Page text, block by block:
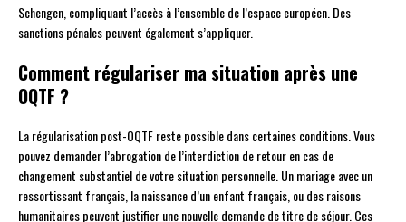
Schengen, compliquant l’accès à l’ensemble de l’espace européen. Des
sanctions pénales peuvent également s’appliquer.
Comment régulariser ma situation après une
OQTF ?
La régularisation post-OQTF reste possible dans certaines conditions. Vous
pouvez demander l’abrogation de l’interdiction de retour en cas de
changement substantiel de votre situation personnelle. Un mariage avec un
ressortissant français, la naissance d’un enfant français, ou des raisons
humanitaires peuvent justifier une nouvelle demande de titre de séjour. Ces